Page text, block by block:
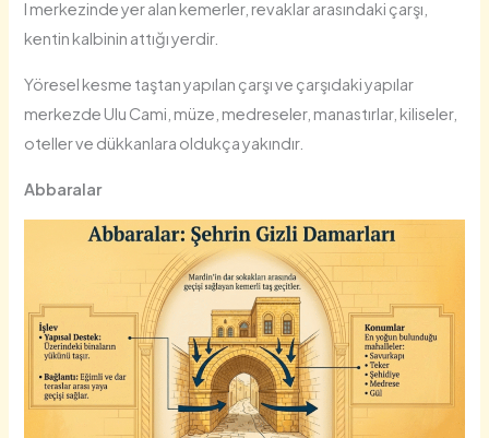
l merkezinde yer alan kemerler, revaklar arasındaki çarşı,
kentin kalbinin attığı yerdir.
Yöresel kesme taştan yapılan çarşı ve çarşıdaki yapılar
merkezde Ulu Cami, müze, medreseler, manastırlar, kiliseler,
oteller ve dükkanlara oldukça yakındır.
Abbaralar